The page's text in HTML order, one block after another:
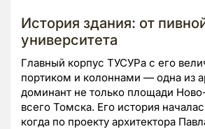
История здания: от
университета
Главный корпус ТУСУРа с его
портиком и колоннами — одна из
доминант не только площади
всего Томска. Его история
когда по проекту архитектора